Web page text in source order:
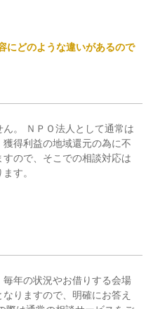
にどのような違いがあるので
。 ＮＰＯ法人として通常は
得利益の地域還元の為に不
ので、そこでの相談対応は
す。
年の状況やお借りする会場
りますので、明確にお答え